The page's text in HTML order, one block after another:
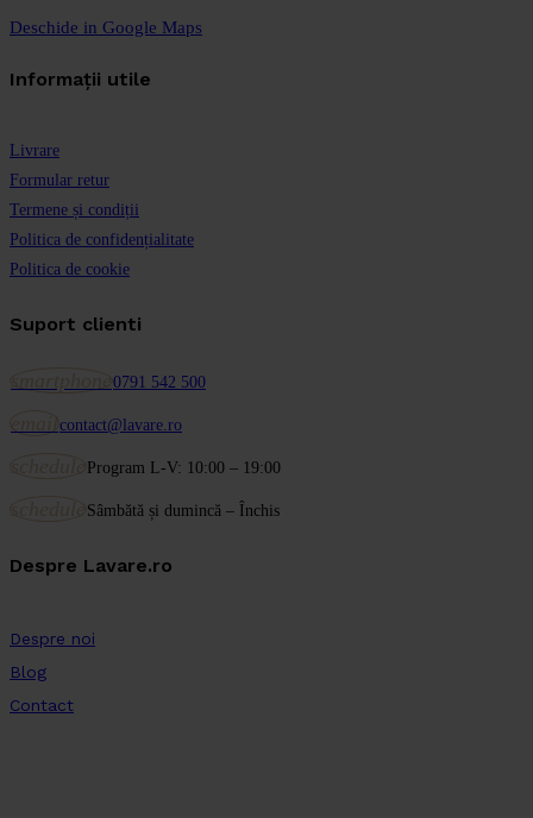
Deschide in Google Maps
Informații utile
Livrare
Formular retur
Termene și condiții
Politica de confidențialitate
Politica de cookie
Suport clienti
0791 542 500
contact@lavare.ro
Program L-V: 10:00 – 19:00
Sâmbătă și dumincă – Închis
Despre Lavare.ro
Despre noi
Blog
Contact